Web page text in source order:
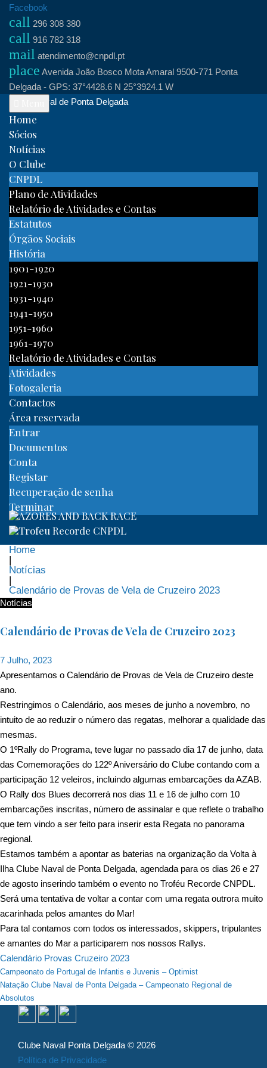
Skip
content
Facebook
call 296 308 380
call 916 782 318
mail atendimento@cnpdl.pt
place Avenida João Bosco Mota Amaral 9500-771 Ponta
Delgada - GPS: 37°4428.6 N 25°3924.1 W
Clube Naval de Ponta Delgada
Home
Sócios
Notícias
O Clube
CNPDL
Plano de Atividades
Relatório de Atividades e Contas
Estatutos
Órgãos Sociais
História
1901-1920
1921-1930
1931-1940
1941-1950
1951-1960
1961-1970
Relatório de Atividades e Contas
Atividades
Fotogaleria
Contactos
Área reservada
Entrar
Documentos
Conta
Registar
Recuperação de senha
Terminar
Home
|
Notícias
|
Calendário de Provas de Vela de Cruzeiro 2023
Notícias
Calendário de Provas de Vela de Cruzeiro 2023
7 Julho, 2023
Apresentamos o Calendário de Provas de Vela de Cruzeiro deste
ano.
Restringimos o Calendário, aos meses de junho a novembro, no
intuito de ao reduzir o número das regatas, melhorar a qualidade das
mesmas.
O 1ºRally do Programa, teve lugar no passado dia 17 de junho, data
das Comemorações do 122º Aniversário do Clube contando com a
participação 12 veleiros, incluindo algumas embarcações da AZAB.
O Rally dos Blues decorrerá nos dias 11 e 16 de julho com 10
embarcações inscritas, número de assinalar e que reflete o trabalho
que tem vindo a ser feito para inserir esta Regata no panorama
regional.
Estamos também a apontar as baterias na organização da Volta à
Ilha Clube Naval de Ponta Delgada, agendada para os dias 26 e 27
de agosto inserindo também o evento no Troféu Recorde CNPDL.
Será uma tentativa de voltar a contar com uma regata outrora muito
acarinhada pelos amantes do Mar!
Para tal contamos com todos os interessados, skippers, tripulantes
e amantes do Mar a participarem nos nossos Rallys.
Calendário Provas Cruzeiro 2023
Navegação
de
artigos
Campeonato de Portugal de Infantis e Juvenis – Optimist
Natação Clube Naval de Ponta Delgada – Campeonato Regional de
Absolutos
Clube Naval Ponta Delgada © 2026
Política de Privacidade